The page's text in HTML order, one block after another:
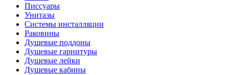
Писсуары
Унитазы
Системы инсталляции
Раковины
Душевые поддоны
Душевые гарнитуры
Душевые лейки
Душевые кабины